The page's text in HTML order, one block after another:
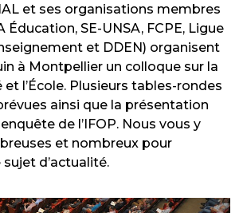
et ses organisations membres
Éducation, SE-UNSA, FCPE, Ligue
et DDEN) organisent
à Montpellier un colloque sur la
et l’École. Plusieurs tables-rondes
ainsi que la présentation
enquête de l’IFOP. Nous vous y
et nombreux pour
d’actualité.